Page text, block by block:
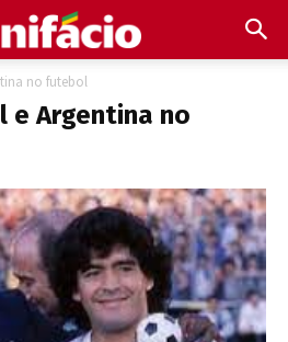
no futebol
e Argentina no